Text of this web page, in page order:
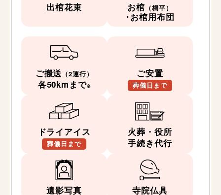
出棺花束 お棺 （桐平）
･お棺用布団
ご搬送 （2運行）
各50kmまで※
ご安置
葬儀日まで
ドライアイス
葬儀日まで
火葬・役所
手続き代行
遺影写真 寺院仏具